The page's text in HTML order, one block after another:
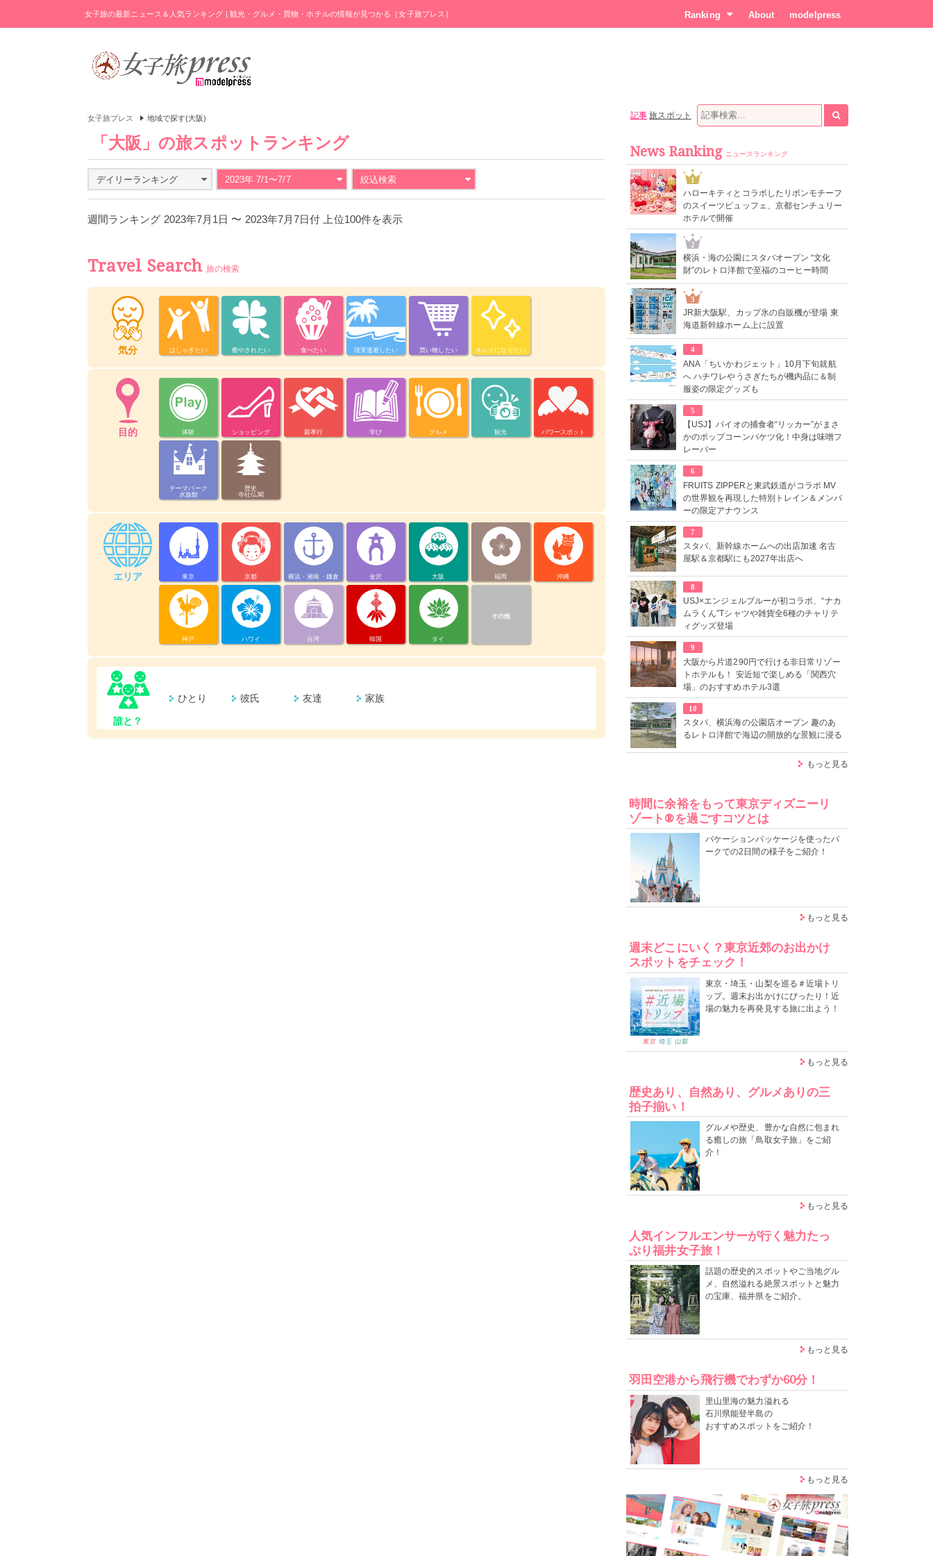
女子旅の最新ニュース＆人気ランキング | 観光・グルメ・買物・ホテルの情報が見つかる［女子旅プレス］ Ranking About modelpress
女子旅プレス 地域で探す(大阪)
「大阪」の旅スポットランキング
デイリーランキング 2023年 7/1〜7/7 絞込検索
週間ランキング 2023年7月1日 〜 2023年7月7日付 上位100件を表示
Travel Search 旅の検索
気分 はしゃぎたい 癒やされたい 食べたい 現実逃避したい 買い物したい キレイになりたい
目的 体験 ショッピング 親孝行 学び グルメ 観光 パワースポット
テーマパーク
水族館
歴史
寺社仏閣
エリア 東京 京都 横浜・湘南・鎌倉 金沢 大阪 福岡 沖縄
神戸 ハワイ 台湾 韓国 タイ
その他
誰と？
ひとり 彼氏 友達 家族
記事 旅スポット
News Ranking ニュースランキング
1
ハローキティとコラボしたリボンモチーフ
のスイーツビュッフェ、京都センチュリー
ホテルで開催
2
横浜・海の公園にスタバオープン “文化
財”のレトロ洋館で至福のコーヒー時間
3
JR新大阪駅、カップ氷の自販機が登場 東
海道新幹線ホーム上に設置
4
ANA「ちいかわジェット」10月下旬就航
へ ハチワレやうさぎたちが機内品に＆制
服姿の限定グッズも
5
【USJ】バイオの捕食者“リッカー”がまさ
かのポップコーンバケツ化！中身は味噌フ
レーバー
6
FRUITS ZIPPERと東武鉄道がコラボ MV
の世界観を再現した特別トレイン＆メンバ
ーの限定アナウンス
7
スタバ、新幹線ホームへの出店加速 名古
屋駅＆京都駅にも2027年出店へ
8
USJ×エンジェルブルーが初コラボ、“ナカ
ムラくん”Tシャツや雑貨全6種のチャリテ
ィグッズ登場
9
大阪から片道290円で行ける非日常リゾー
トホテルも！ 安近短で楽しめる「関西穴
場」のおすすめホテル3選
10
スタバ、横浜海の公園店オープン 趣のあ
るレトロ洋館で海辺の開放的な景観に浸る
もっと見る
時間に余裕をもって東京ディズニーリ
ゾート®を過ごすコツとは
バケーションパッケージを使ったパ
ークでの2日間の様子をご紹介！
もっと見る
週末どこにいく？東京近郊のお出かけ
スポットをチェック！
東京・埼玉・山梨を巡る＃近場トリ
ップ。週末お出かけにぴったり！近
場の魅力を再発見する旅に出よう！
もっと見る
歴史あり、自然あり、グルメありの三
拍子揃い！
グルメや歴史、豊かな自然に包まれ
る癒しの旅「鳥取女子旅」をご紹
介！
もっと見る
人気インフルエンサーが行く魅力たっ
ぷり福井女子旅！
話題の歴史的スポットやご当地グル
メ、自然溢れる絶景スポットと魅力
の宝庫、福井県をご紹介。
もっと見る
羽田空港から飛行機でわずか60分！
里山里海の魅力溢れる
石川県能登半島の
おすすめスポットをご紹介！
もっと見る